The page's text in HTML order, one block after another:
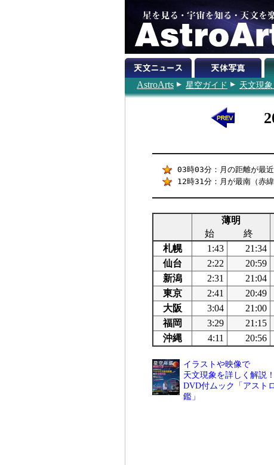
AstroArts 星空ガイド 天文現
03時03分：月の距離が最
12時31分：月が最南（赤
薄明
始
終
札幌
1:43 21:34
仙台
2:22 20:59
新潟
2:31 21:04
東京
2:41 20:49
大阪
3:04 21:00
福岡
3:29 21:15
沖縄
4:11 20:56
イラストや映像で
天文現象を詳しく解説！
DVD付ムック「アスト
鑑」